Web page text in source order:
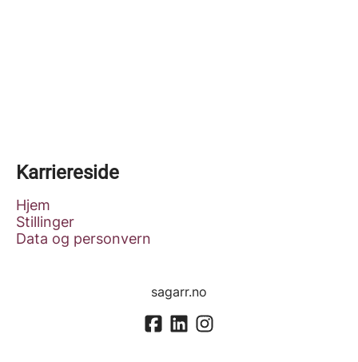
Karriereside
Hjem
Stillinger
Data og personvern
sagarr.no